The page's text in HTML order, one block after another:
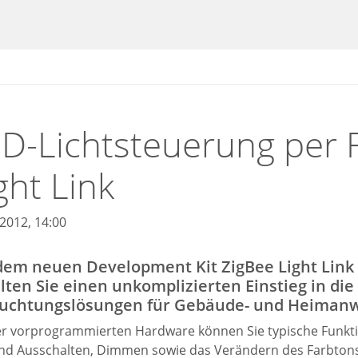
Lichtsteuerung per
Link
14:00
neuen Development Kit ZigBee Light
Sie einen unkomplizierten Einstieg in
für Gebäude- und
vorprogrammierten Hardware können Sie typische
Ausschalten, Dimmen sowie das Verändern des